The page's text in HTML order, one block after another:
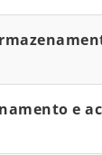
e